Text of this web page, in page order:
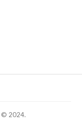
© 2024.